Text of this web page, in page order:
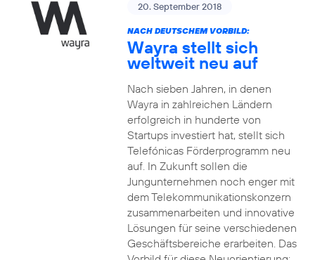
20. September 2018
NACH DEUTSCHEM VORBILD:
Wayra stellt sich
weltweit neu auf
Nach sieben Jahren, in denen
Wayra in zahlreichen Ländern
erfolgreich in hunderte von
Startups investiert hat, stellt sich
Telefónicas Förderprogramm neu
auf. In Zukunft sollen die
Jungunternehmen noch enger mit
dem Telekommunikationskonzern
zusammenarbeiten und innovative
Lösungen für seine verschiedenen
Geschäftsbereiche erarbeiten. Das